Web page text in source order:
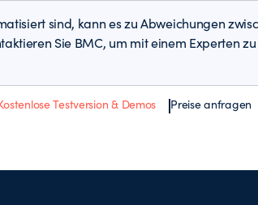
Testversion & Demos Preise anfragen
sind, kann es zu Abweichungen
Sie BMC, um mit einem Experten